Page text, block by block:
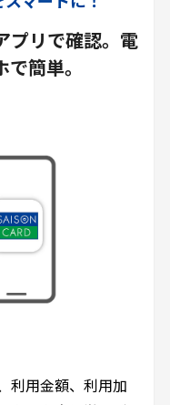
マートに！
プリで確認。電
簡単。
利用金額、利用加